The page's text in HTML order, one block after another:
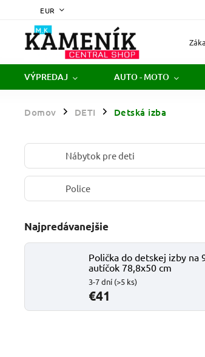
EUR
VÝPREDAJ AUTO - MOTO
Domov / DETI / Detská izba
Nábytok pre deti
Police
Najpredávanejšie
Polička do detskej izby na
autíčok 78,8x50 cm
3-7 dní (>5 ks)
€41